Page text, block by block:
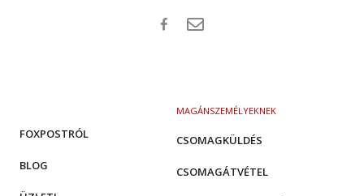
MAGÁNSZEMÉLYEKNEK
CSOMAGKÜLDÉS
CSOMAGÁTVÉTEL
FOXPOSTRÓL
BLOG